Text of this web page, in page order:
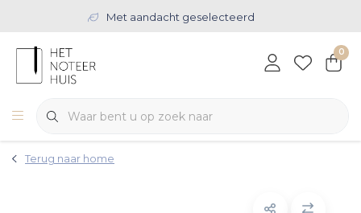
Met aandacht geselecteerd
0
Terug naar home